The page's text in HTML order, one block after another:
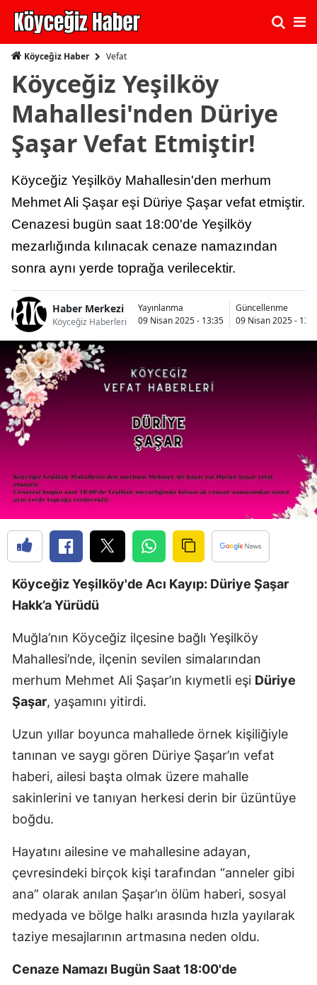
Köyceğiz Haber Vefat
Köyceğiz Yeşilköy
Mahallesi'nden Düriye
Şaşar Vefat Etmiştir!
Köyceğiz Yeşilköy Mahallesin'den merhum
Mehmet Ali Şaşar eşi Düriye Şaşar vefat etmiştir.
Cenazesi bugün saat 18:00'de Yeşilköy
mezarlığında kılınacak cenaze namazından
sonra aynı yerde toprağa verilecektir.
Haber Merkezi
Köyceğiz Haberleri
Yayınlanma
09 Nisan 2025 - 13:35
Güncellenme
09 Nisan 2025 -
Köyceğiz Yeşilköy'de Acı Kayıp: Düriye Şaşar
Hakk’a Yürüdü
Muğla’nın Köyceğiz ilçesine bağlı Yeşilköy
Mahallesi’nde, ilçenin sevilen simalarından
merhum Mehmet Ali Şaşar’ın kıymetli eşi Düriye
Şaşar, yaşamını yitirdi.
Uzun yıllar boyunca mahallede örnek kişiliğiyle
tanınan ve saygı gören Düriye Şaşar’ın vefat
haberi, ailesi başta olmak üzere mahalle
sakinlerini ve tanıyan herkesi derin bir üzüntüye
boğdu.
Hayatını ailesine ve mahallesine adayan,
çevresindeki birçok kişi tarafından “anneler gibi
ana” olarak anılan Şaşar’ın ölüm haberi, sosyal
medyada ve bölge halkı arasında hızla yayılarak
taziye mesajlarının artmasına neden oldu.
Cenaze Namazı Bugün Saat 18:00'de